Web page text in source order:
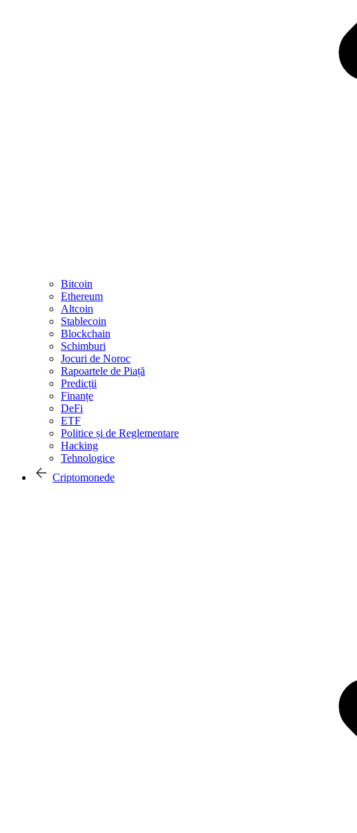
Bitcoin
Ethereum
Altcoin
Stablecoin
Blockchain
Schimburi
Jocuri de Noroc
Rapoartele de Piață
Predicții
Finanțe
DeFi
ETF
Politice și de Reglementare
Hacking
Tehnologice
Criptomonede